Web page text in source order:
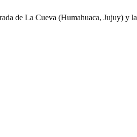
de La Cueva (Humahuaca, Jujuy) y